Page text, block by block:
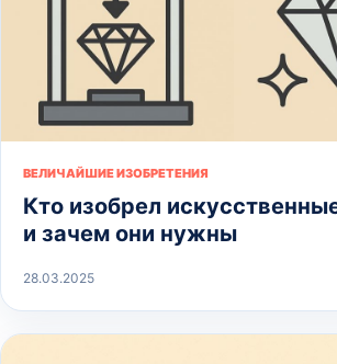
ВЕЛИЧАЙШИЕ ИЗОБРЕТЕНИЯ
Кто изобрел
и зачем они нужны
28.03.2025